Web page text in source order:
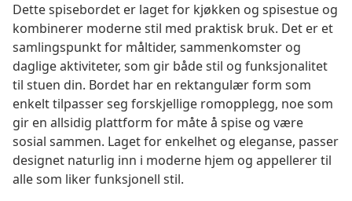
Dette spisebordet er laget for kjøkken og spisestue og
kombinerer moderne stil med praktisk bruk. Det er et
samlingspunkt for måltider, sammenkomster og
daglige aktiviteter, som gir både stil og funksjonalitet
til stuen din. Bordet har en rektangulær form som
enkelt tilpasser seg forskjellige romopplegg, noe som
gir en allsidig plattform for måte å spise og være
sosial sammen. Laget for enkelhet og eleganse, passer
designet naturlig inn i moderne hjem og appellerer til
alle som liker funksjonell stil.